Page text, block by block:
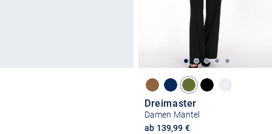
Dreimaster
Damen Mantel
ab 139,99 €